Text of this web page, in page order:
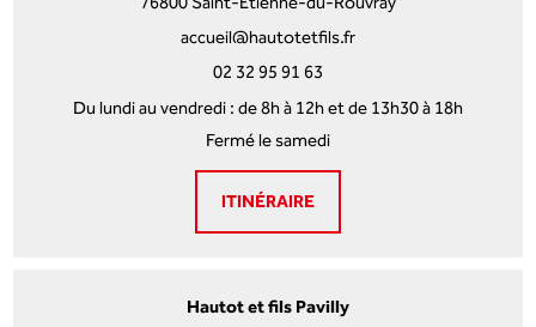
accueil@hautotetfils.fr
02 32 95 91 63
Du lundi au vendredi : de 8h à 12h et de 13h30 à 18h
Fermé le samedi
ITINÉRAIRE
Hautot et fils Pavilly